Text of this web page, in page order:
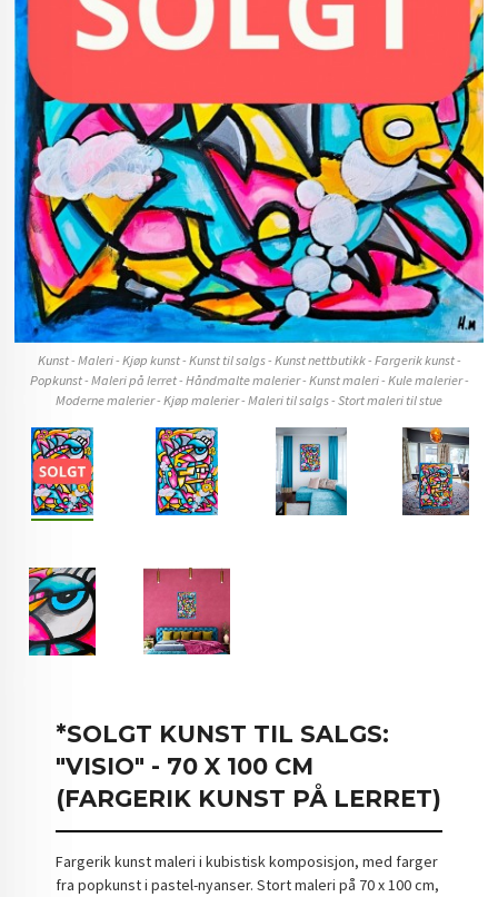
Kunst - Maleri - Kjøp kunst - Kunst til salgs - Kunst nettbutikk - Fargerik kunst -
Popkunst - Maleri på lerret - Håndmalte malerier - Kunst maleri - Kule malerier -
Moderne malerier - Kjøp malerier - Maleri til salgs - Stort maleri til stue
*SOLGT KUNST TIL SALGS:
"VISIO" - 70 X 100 CM
(FARGERIK KUNST PÅ LERRET)
Fargerik kunst maleri i kubistisk komposisjon, med farger
fra popkunst i pastel-nyanser. Stort maleri på 70 x 100 cm,